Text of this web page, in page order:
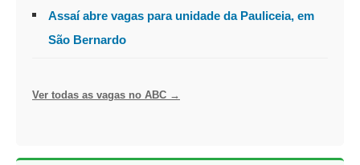
Assaí abre vagas para unidade da Pauliceia, em
São Bernardo
Ver todas as vagas no ABC →